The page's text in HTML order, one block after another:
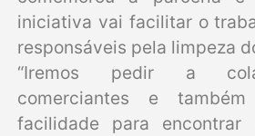
iniciativa vai facilitar o
responsáveis pela limpeza
“Iremos pedir a
comerciantes e
facilidade para